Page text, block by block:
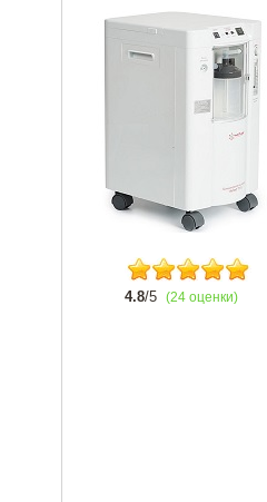
4.8/5 (24 оценки)